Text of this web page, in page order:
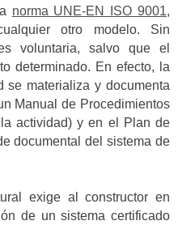
norma UNE-EN ISO 9001,
otro modelo. Sin
voluntaria, salvo que el
determinado. En efecto, la
se materializa y documenta
Manual de Procedimientos
actividad) y en el Plan de
documental del sistema de
exige al constructor en
de un sistema certificado